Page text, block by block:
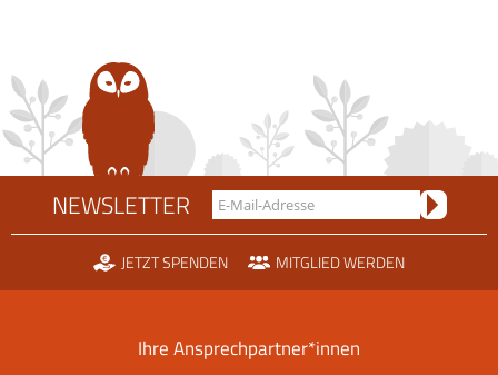
NEWSLETTER
JETZT SPENDEN MITGLIED WERDEN
Ihre Ansprechpartner*innen